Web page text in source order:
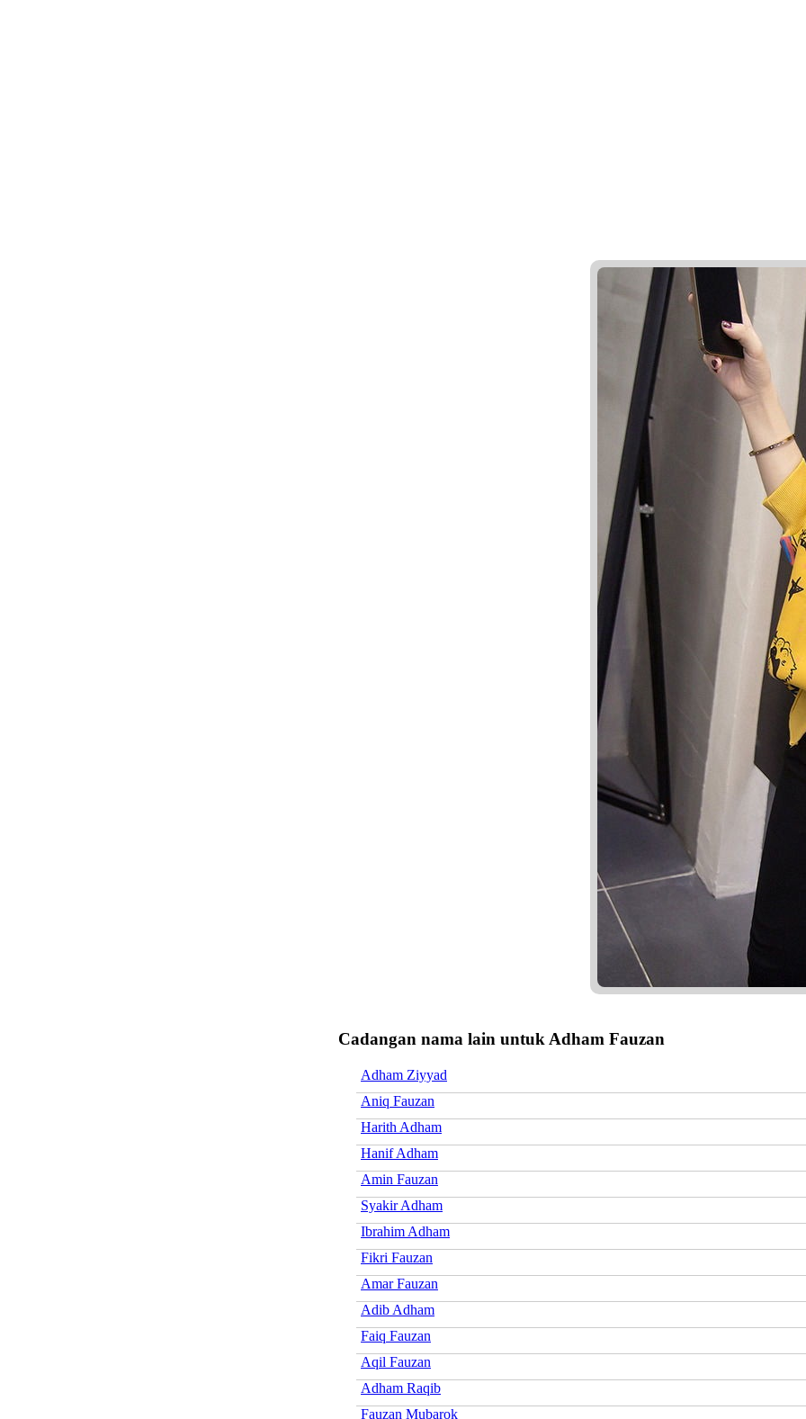
Cadangan nama lain untuk Adham Fauzan
Adham Ziyyad
Aniq Fauzan
Harith Adham
Hanif Adham
Amin Fauzan
Syakir Adham
Ibrahim Adham
Fikri Fauzan
Amar Fauzan
Adib Adham
Faiq Fauzan
Aqil Fauzan
Adham Raqib
Fauzan Mubarok